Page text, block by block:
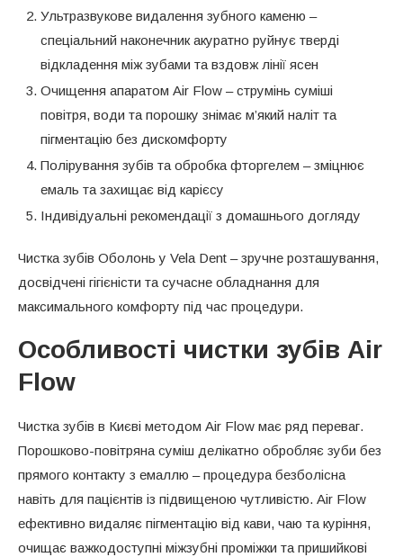
Ультразвукове видалення зубного каменю –
спеціальний наконечник акуратно руйнує тверді
відкладення між зубами та вздовж лінії ясен
Очищення апаратом Air Flow – струмінь суміші
повітря, води та порошку знімає м’який наліт та
пігментацію без дискомфорту
Полірування зубів та обробка фторгелем – зміцнює
емаль та захищає від карієсу
Індивідуальні рекомендації з домашнього догляду
Чистка зубів Оболонь у Vela Dent – зручне розташування,
досвідчені гігієністи та сучасне обладнання для
максимального комфорту під час процедури.
Особливості чистки зубів Air
Flow
Чистка зубів в Києві методом Air Flow має ряд переваг.
Порошково-повітряна суміш делікатно обробляє зуби без
прямого контакту з емаллю – процедура безболісна
навіть для пацієнтів із підвищеною чутливістю. Air Flow
ефективно видаляє пігментацію від кави, чаю та куріння,
очищає важкодоступні міжзубні проміжки та пришийкові